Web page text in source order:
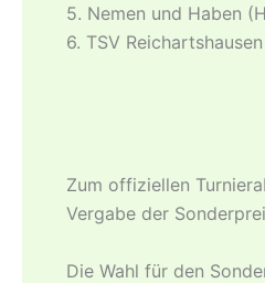
5. Nemen und Haben
6. TSV
Zum offiziellen
Vergabe der
Die Wahl für den